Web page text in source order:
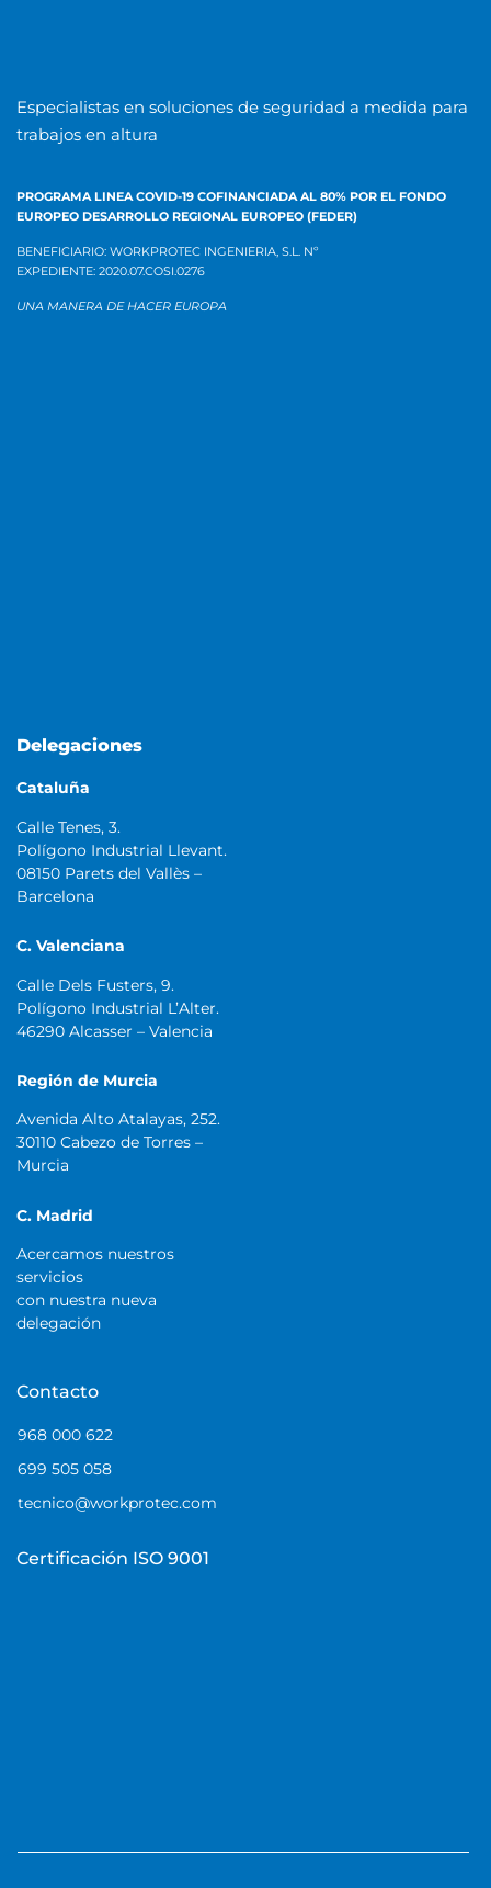
Especialistas en soluciones de seguridad a medida para
trabajos en altura
PROGRAMA LINEA COVID-19 COFINANCIADA AL 80% POR EL FONDO
EUROPEO DESARROLLO REGIONAL EUROPEO (FEDER)
BENEFICIARIO: WORKPROTEC INGENIERIA, S.L. Nº
EXPEDIENTE: 2020.07.COSI.0276
UNA MANERA DE HACER EUROPA
Delegaciones
Cataluña
Calle Tenes, 3.
Polígono Industrial Llevant.
08150 Parets del Vallès –
Barcelona
C. Valenciana
Calle Dels Fusters, 9.
Polígono Industrial L’Alter.
46290 Alcasser – Valencia
Región de Murcia
Avenida Alto Atalayas, 252.
30110 Cabezo de Torres –
Murcia
C. Madrid
Acercamos nuestros
servicios
con nuestra nueva
delegación
Contacto
968 000 622
699 505 058
tecnico@workprotec.com
Certificación ISO 9001